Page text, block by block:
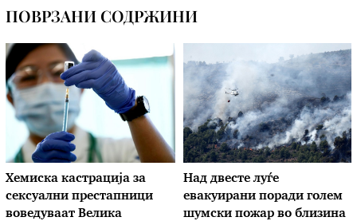
ПОВРЗАНИ СОДРЖИНИ
Хемиска кастрација за
сексуални престапници
воведуваат Велика
Над двесте луѓе
евакуирани поради голем
шумски пожар во близина